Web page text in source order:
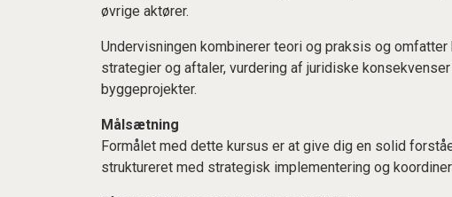
øvrige aktører.
Undervisningen kombinerer teori og praksis og
strategier og aftaler, vurdering af juridiske
byggeprojekter.
Målsætning
Formålet med dette kursus er at give dig en solid
struktureret med strategisk implementering og